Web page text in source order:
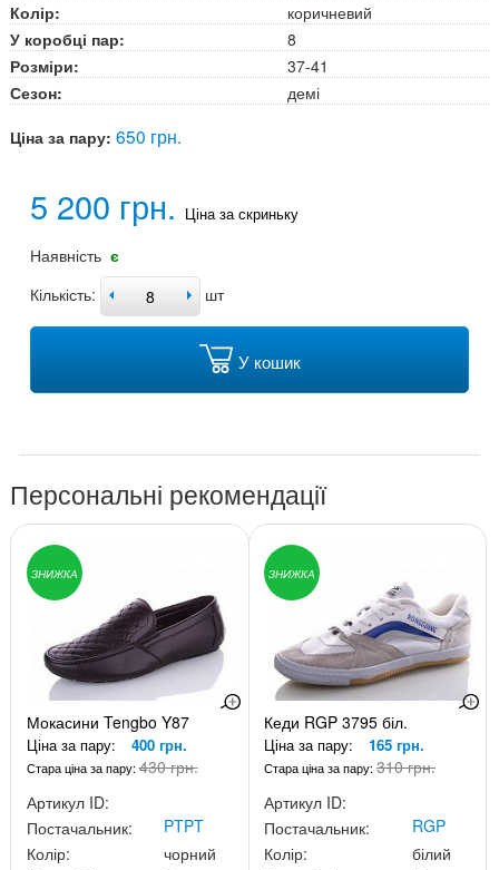
Колір:
коричневий
У коробці пар:
8
Розміри:
37-41
Сезон:
демі
Ціна за пару: 650 грн.
5 200 грн. Ціна за скриньку
Наявність є
Кількість:
шт
У кошик
Персональні рекомендації
ЗНИЖКА
Мокасини Tengbo Y87
Ціна за пару: 400 грн.
Стара ціна за пару:430 грн.
Артикул ID:
Постачальник:
PTPT
Колір:
чорний
ЗНИЖКА
Кеди RGP 3795 біл.
Ціна за пару: 165 грн.
Стара ціна за пару:310 грн.
Артикул ID:
Постачальник:
RGP
Колір:
білий